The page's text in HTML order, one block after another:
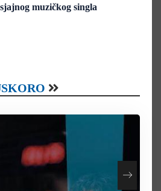
muzičkog singla